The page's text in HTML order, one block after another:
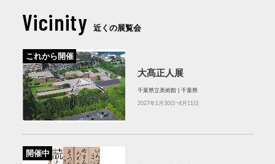
Vicinity 近くの展覧会
これから開催
大髙正人展
千葉県立美術館 | 千葉県
2027年1月30日~4月11日
開催中